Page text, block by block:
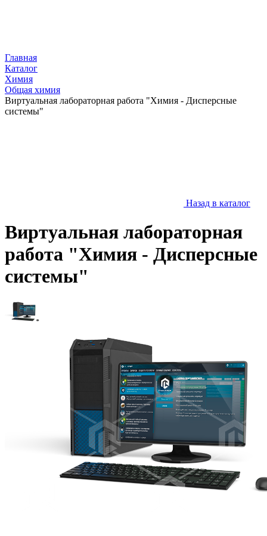
Главная
Каталог
Химия
Общая химия
Виртуальная лабораторная работа "Химия - Дисперсные
системы"
Назад в каталог
Виртуальная лабораторная
работа "Химия - Дисперсные
системы"